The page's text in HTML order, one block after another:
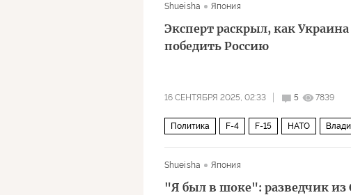
Shueisha
Япония
Эксперт раскрыл, как
победить Россию
16 СЕНТЯБРЯ 2025, 02:33 5 7839
Политика F-4 F-15 НАТО
Shueisha
Япония
"Я был в шоке": разведчик